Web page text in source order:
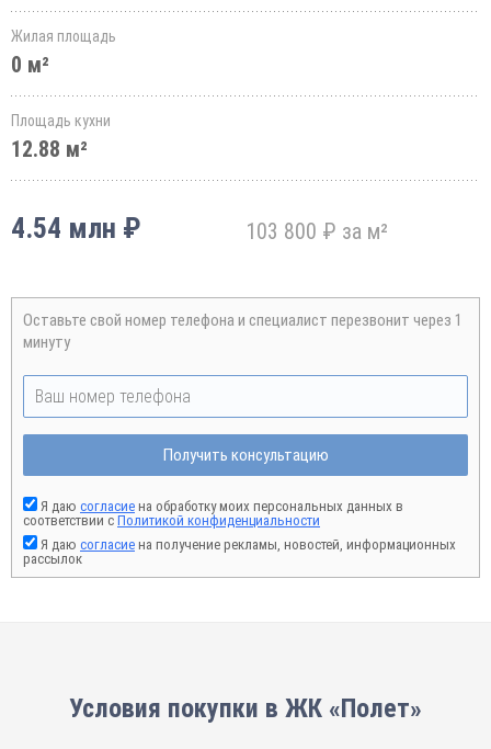
Жилая площадь
0 м²
Площадь кухни
12.88 м²
4.54 млн ₽ 103 800 ₽ за м²
Оставьте свой номер телефона и специалист перезвонит через 1
минуту
Получить консультацию
Я даю согласие на обработку моих персональных данных в
соответствии с Политикой конфиденциальности
Я даю согласие на получение рекламы, новостей, информационных
рассылок
Условия покупки в ЖК «Полет»